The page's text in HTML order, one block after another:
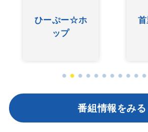
ひーぷー☆ホ
ップ
番組情報をみる